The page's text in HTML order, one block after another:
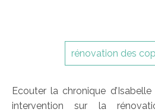
rénovation des
Ecouter la chronique
intervention sur la